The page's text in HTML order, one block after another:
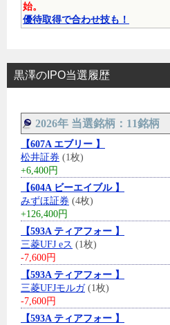
始。
優待取得で合わせ技も！
黒澤のIPO当選履歴
2026年 当選銘柄：11銘柄
【607A エブリー 】
松井証券 (1枚)
+6,400円
【604A ビーエイブル 】
みずほ証券 (4枚)
+126,400円
【593A ティアフォー 】
三菱UFJ eス (1枚)
-7,600円
【593A ティアフォー 】
三菱UFJモルガ(1枚)
-7,600円
【593A ティアフォー 】